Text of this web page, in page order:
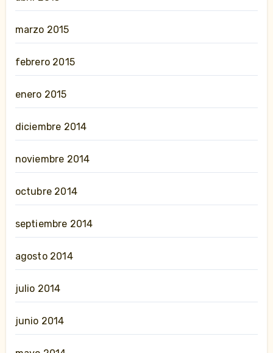
marzo 2015
febrero 2015
enero 2015
diciembre 2014
noviembre 2014
octubre 2014
septiembre 2014
agosto 2014
julio 2014
junio 2014